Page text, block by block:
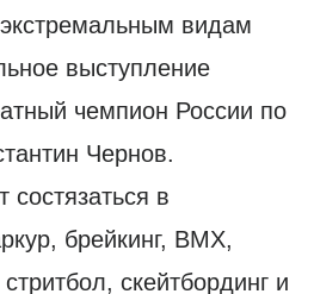
видам
выступление
чемпион России по
Чернов.
состязаться в
брейкинг, BMX,
скейтбординг и